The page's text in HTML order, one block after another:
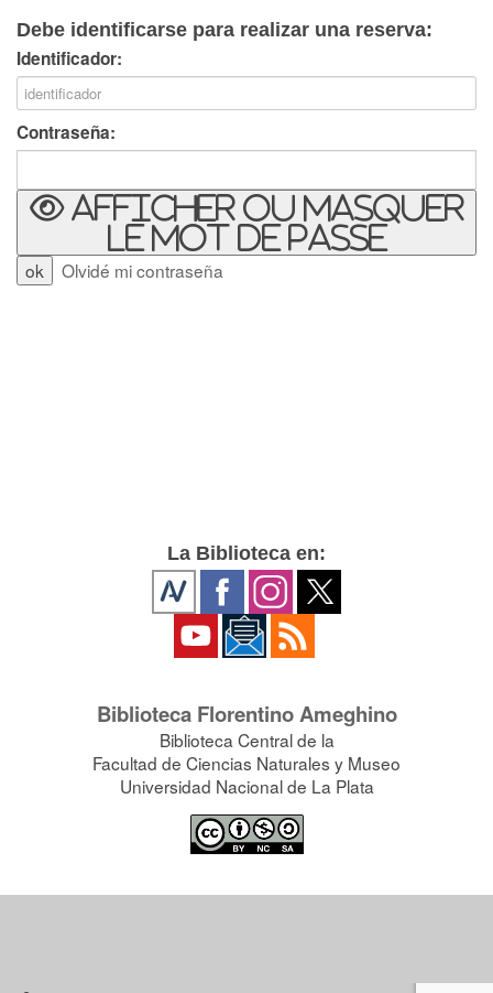
Debe identificarse para realizar una reserva:
Identificador:
Contraseña:
Afficher ou masquer
le mot de passe
Olvidé mi contraseña
La Biblioteca en:
Biblioteca Florentino Ameghino
Biblioteca Central de la
Facultad de Ciencias Naturales y Museo
Universidad Nacional de La Plata